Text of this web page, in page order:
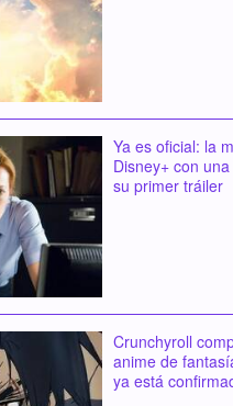
Ya es oficial: la
Disney+ con
su primer tráiler
Crunchyroll
anime de
ya está